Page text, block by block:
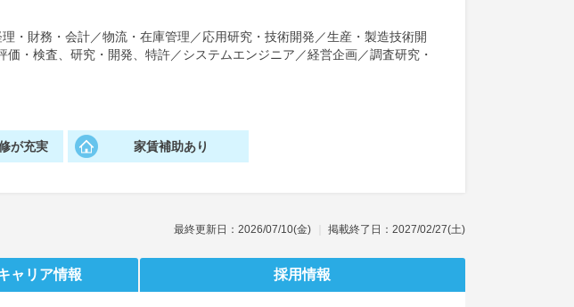
理・財務・会計／物流・在庫管理 ／応用研究・技術開発 ／生産・製造技術開
価・検査、研究・開発、特許／システムエンジニア ／経営企画／調査研究・
が充実 家賃補助あり
最終更新日：2026/07/10(金) 掲載終了日：2027/02/27(土)
ャリア情報 採用情報